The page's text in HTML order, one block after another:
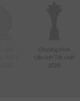
Chương trình
Liên kết Tốt nhất
2020